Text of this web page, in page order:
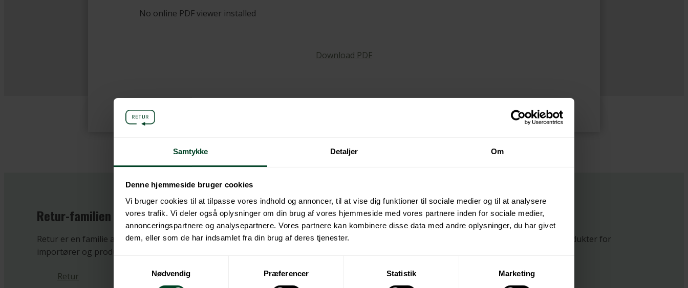
Samtykke Detaljer Om
Denne hjemmeside bruger cookies
Vi bruger cookies til at tilpasse vores indhold og annoncer, til at vise dig funktioner til sociale medier og til at analysere
vores trafik. Vi deler også oplysninger om din brug af vores hjemmeside med vores partnere inden for sociale medier,
annonceringspartnere og analysepartnere. Vores partnere kan kombinere disse data med andre oplysninger, du har givet
dem, eller som de har indsamlet fra din brug af deres tjenester.
Nødvendig
Præferencer Statistik Marketing
No online PDF viewer installed
Download PDF
Retur-familien
Retur er en familie af non-profit kollektive ordninger, der håndterer producentansvaret på elektronik-, batterier-, emballage-, og tekstilprodukter for
importører og producenter.
Retur